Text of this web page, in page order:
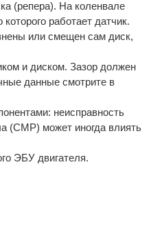
(репера). На коленвале
работает датчик.
или смещен сам диск,
и диском. Зазор должен
данные смотрите в
неисправность
(CMP) может иногда влиять
ЭБУ двигателя.